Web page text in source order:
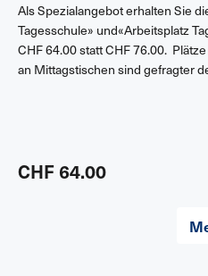
Als Spezialangebot erhalten Sie
Tagesschule» und«Arbeitsplatz
CHF 64.00 statt CHF 76.00.
an Mittagstischen sind gefragter
beeinflusste Qualität ihrer
zeigen, welche Faktoren das
Arbeitszufriedenheit des
sie auch Handlungsfelder für die
CHF 64.00